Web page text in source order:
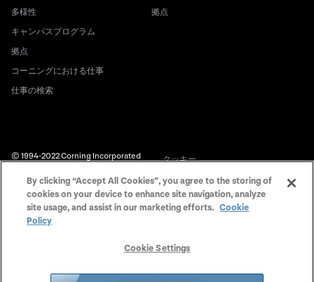
多様性
キャンパスプログラム
拠点
コーニングにおける仕事
仕事の検索
拠点
クッキー
開示説明書
法的通知
日本の個人情報保護方針
© 1994-2022 Corning Incorporated
All Rights Reserved.
By clicking “Accept All Cookies”, you agree to the storing of
cookies on your device to enhance site navigation, analyze
site usage, and assist in our marketing efforts. Cookie
Policy
Cookie Settings